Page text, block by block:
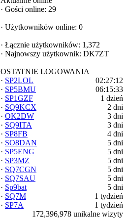
· Gości online: 29
· Użytkowników online: 0
· Łącznie użytkowników: 1,372
· Najnowszy użytkownik: DK7ZT
OSTATNIE LOGOWANIA
· SP2LOL
02:27:12
· SP5BMU
06:15:33
· SP1GZF
1 dzień
· SQ9KCX
2 dni
· OK2DW
3 dni
· SQ9ITA
3 dni
· SP8FB
4 dni
· SO8DAN
5 dni
· SP5ENG
5 dni
· SP3MZ
5 dni
· SQ7CGN
5 dni
· SQ7SAU
5 dni
· Sp9bat
5 dni
· SQ7M
1 tydzień
· SP7A
1 tydzień
172,396,978 unikalne wizyty